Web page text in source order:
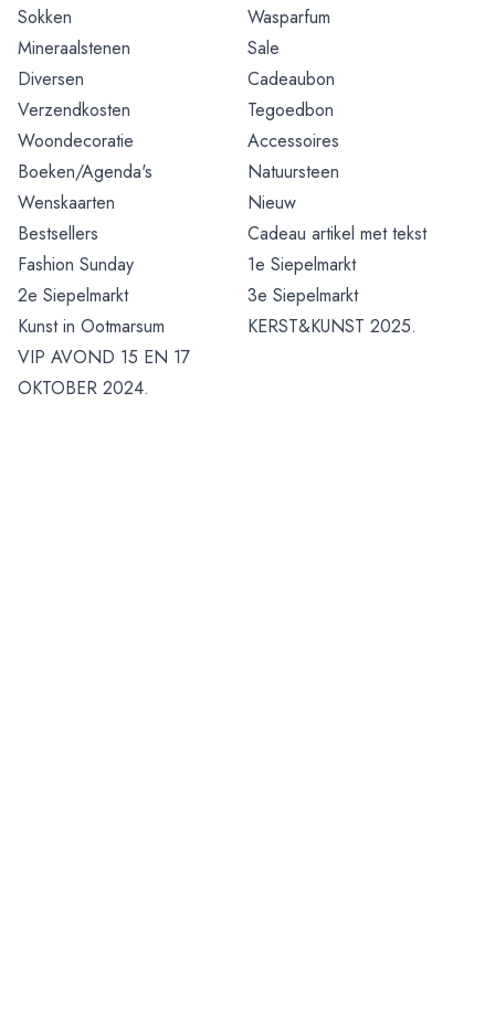
Sokken
Wasparfum
Mineraalstenen
Sale
Diversen
Cadeaubon
Verzendkosten
Tegoedbon
Woondecoratie
Accessoires
Boeken/Agenda's
Natuursteen
Wenskaarten
Nieuw
Bestsellers
Cadeau artikel met tekst
Fashion Sunday
1e Siepelmarkt
2e Siepelmarkt
3e Siepelmarkt
Kunst in Ootmarsum
KERST&KUNST 2025.
VIP AVOND 15 EN 17
OKTOBER 2024.